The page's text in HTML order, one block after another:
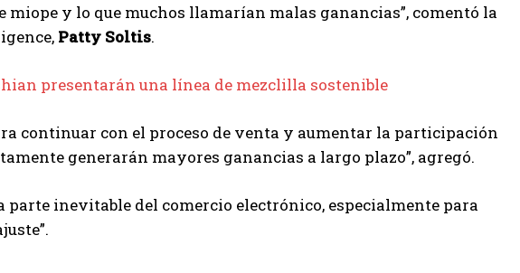
miope y lo que muchos llamarían malas ganancias”, comentó la
Patty Soltis.
presentarán una línea de mezclilla sostenible
continuar con el proceso de venta y aumentar la participación
generarán mayores ganancias a largo plazo”, agregó.
parte inevitable del comercio electrónico, especialmente para